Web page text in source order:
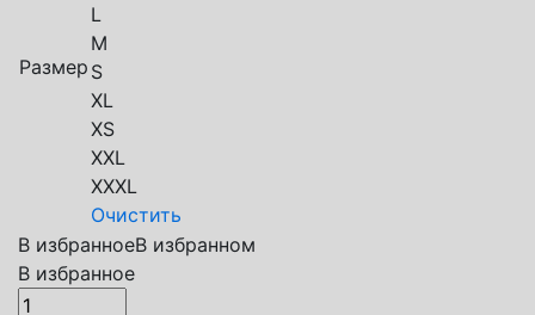
Размер
L
M
S
XL
XS
XXL
XXXL
Очистить
В избранноеВ избранном
В избранное
Количество